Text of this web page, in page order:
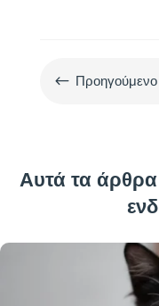
#
Αυτά τα